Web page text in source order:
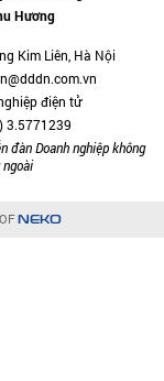
Hương
Kim Liên, Hà Nội
điện tử
3.5771239
đàn Doanh nghiệp không
NEKO